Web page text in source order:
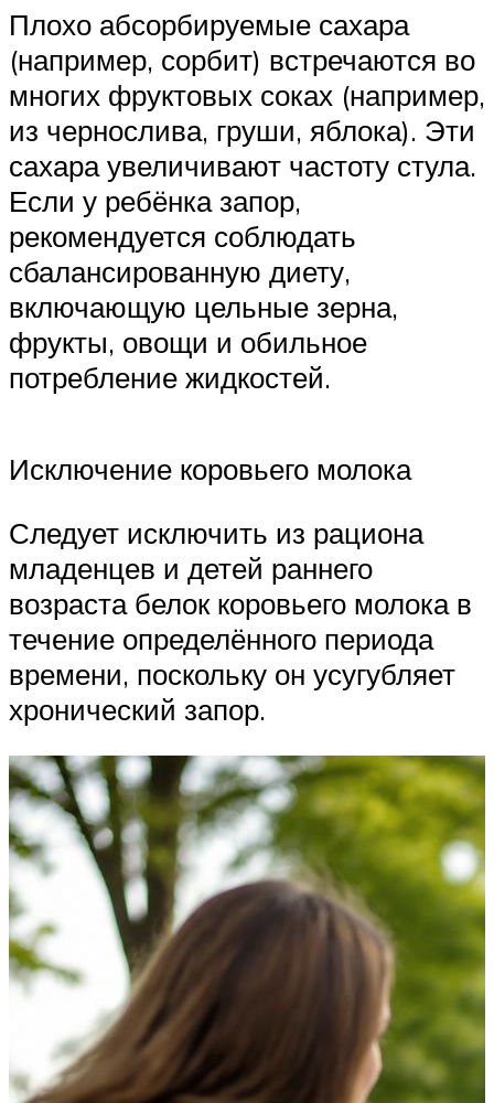
Плохо абсорбируемые сахара
(например, сорбит) встречаются во
многих фруктовых соках (например,
из чернослива, груши, яблока). Эти
сахара увеличивают частоту стула.
Если у ребёнка запор,
рекомендуется соблюдать
сбалансированную диету,
включающую цельные зерна,
фрукты, овощи и обильное
потребление жидкостей.
Исключение коровьего молока
Следует исключить из рациона
младенцев и детей раннего
возраста белок коровьего молока в
течение определённого периода
времени, поскольку он усугубляет
хронический запор.